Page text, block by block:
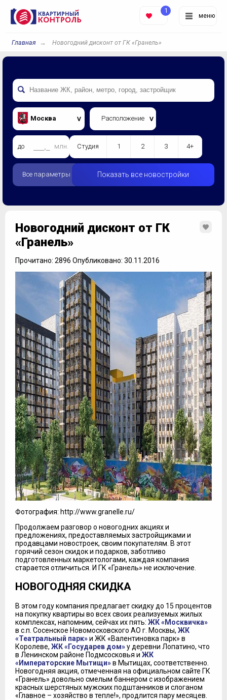
меню
1
Главная Новогодний дисконт от ГК «Гранель»
Москва Расположение
до млн. Студия 1 2 3 4+
Все параметры Показать все новостройки
Новогодний дисконт от ГК
«Гранель»
Прочитано: 2896 Опубликовано: 30.11.2016
Фотография: http://www.granelle.ru/
Продолжаем разговор о новогодних акциях и
предложениях, предоставляемых застройщиками и
продавцами новостроек, своим покупателям. В этот
горячий сезон скидок и подарков, заботливо
подготовленных маркетологами, каждая компания
старается отличиться. И ГК «Гранель» не исключение.
НОВОГОДНЯЯ СКИДКА
В этом году компания предлагает скидку до 15 процентов
на покупку квартиры во всех своих реализуемых жилых
комплексах, напомним, сейчах их пять: ЖК «Москвичка»
в с.п. Сосенское Новомосковского АО г. Москвы, ЖК
«Театральный парк»и ЖК «Валентиновка парк» в
Королеве, ЖК «Государев дом»у деревни Лопатино, что
в Ленинском районе Подмсосковья и ЖК
«Императорские Мытищи»в Мытищах, соответственно.
Новогодняя акция, отмеченная на официальном сайте ГК
«Гранель» довольно смелым баннером с изображением
красных шерстяных мужских подштанников и слоганом
«Главное – хозяйство в тепле!», продлится пару месяцев.